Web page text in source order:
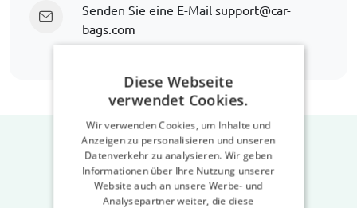
Senden Sie eine E-Mail support@car-
bags.com
Diese Webseite
verwendet Cookies.
Wir verwenden Cookies, um Inhalte und
Anzeigen zu personalisieren und unseren
Datenverkehr zu analysieren. Wir geben
Informationen über Ihre Nutzung unserer
Website auch an unsere Werbe- und
Analysepartner weiter, die diese